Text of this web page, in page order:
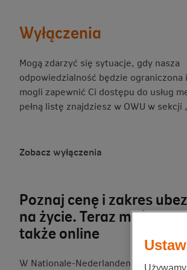
Wyłączenia
Mogą zdarzyć się sytuacje, gdy nasza
odpowiedzialność będzie ograniczona
mogli zapewnić Ci dostępu do usług
pełną listę znajdziesz w OWU w sekcji
Zobacz wyłączenia
Poznaj cenę i zakres
na życie. Teraz możesz
także online
W Nationale-Nederlanden możesz